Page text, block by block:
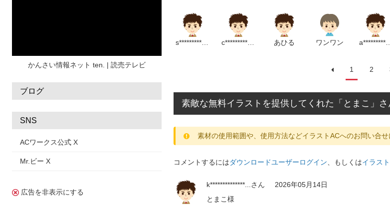
かんさい情報ネット ten. | 読売テレビ
ブログ
SNS
ACワークス公式 X
Mr.ビー X
広告を非表示にする
あひる ワンワン a******************m
1 2
素敵な無料イラストを提供してくれた「とまこ」
素材の使用範囲や、使用方法などイラストACへのお問い合
コメントするにはダウンロードユーザーログイン、もしくはイラス
k**************...さん
2026年05月14日
とまこ様